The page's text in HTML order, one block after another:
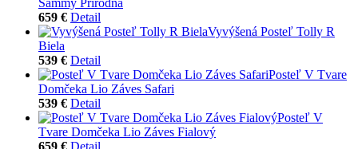
659 € Detail
Vyvýšená Posteľ Tolly R
Biela
539 € Detail
Posteľ V Tvare
Domčeka Lio Záves Safari
539 € Detail
Posteľ V
Tvare Domčeka Lio Záves Fialový
659 € Detail